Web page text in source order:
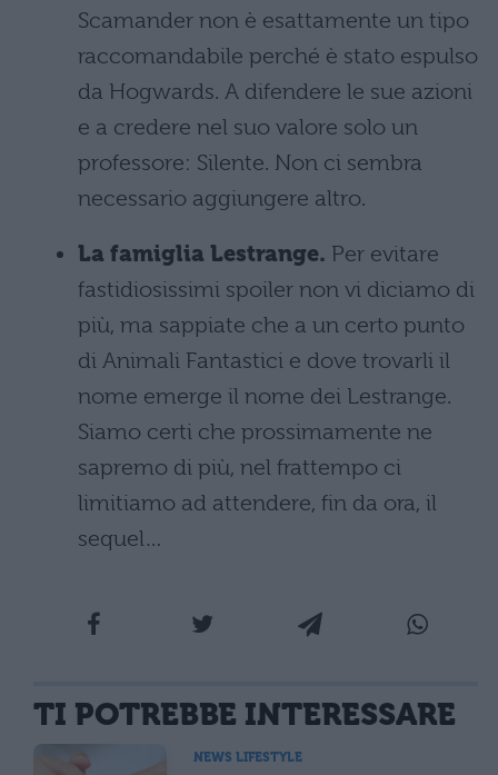
Scamander non è esattamente un tipo
raccomandabile perché è stato espulso
da Hogwards. A difendere le sue azioni
e a credere nel suo valore solo un
professore: Silente. Non ci sembra
necessario aggiungere altro.
La famiglia Lestrange. Per evitare
fastidiosissimi spoiler non vi diciamo di
più, ma sappiate che a un certo punto
di Animali Fantastici e dove trovarli il
nome emerge il nome dei Lestrange.
Siamo certi che prossimamente ne
sapremo di più, nel frattempo ci
limitiamo ad attendere, fin da ora, il
sequel…
TI POTREBBE INTERESSARE
NEWS LIFESTYLE